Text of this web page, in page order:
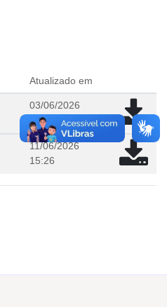
Atualizado em
03/06/2026
10:55
11/06/2026
15:26